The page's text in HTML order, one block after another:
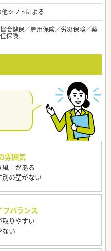
シフトによる
会健保／雇用保険／労災保険／薬
保険
雰囲気
土がある
の壁がない
バランス
取りやすい
い